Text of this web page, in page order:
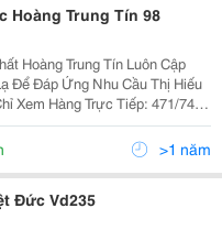
Hoàng Trung Tín 98
Để Đáp Ứng Nhu Cầu Thị Hiếu
Kp 1A, P. Tân Thới Hiệp, Q 12
>1 năm
Đức Vd235